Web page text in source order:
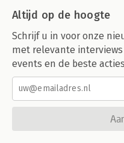
Altijd op de hoogte
Schrijf u in voor onze
met relevante
events en de beste